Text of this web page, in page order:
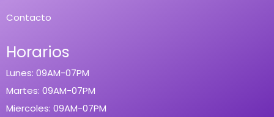
Contacto
Horarios
Lunes: 09AM-07PM
Martes: 09AM-07PM
Miercoles: 09AM-07PM